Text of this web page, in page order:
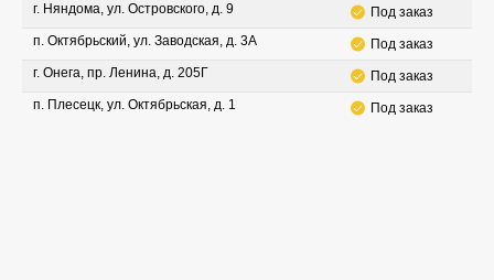
г. Няндома, ул. Островского, д. 9
Под заказ
п. Октябрьский, ул. Заводская, д. 3А
Под заказ
г. Онега, пр. Ленина, д. 205Г
Под заказ
п. Плесецк, ул. Октябрьская, д. 1
Под заказ